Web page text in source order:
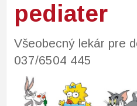
pediater
Všeobecný lekár pre
037/6504 445